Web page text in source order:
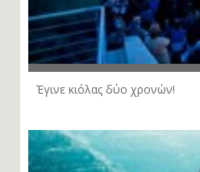
Έγινε κιόλας δύο χρονών!